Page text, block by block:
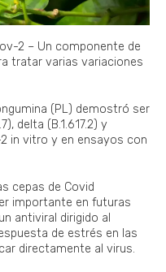
2 – Un componente de
tratar varias variaciones
(PL) demostró ser
delta (B.1.617.2) y
2 in vitro y en ensayos con
cepas de Covid
importante en futuras
antiviral dirigido al
de estrés en las
directamente al virus.